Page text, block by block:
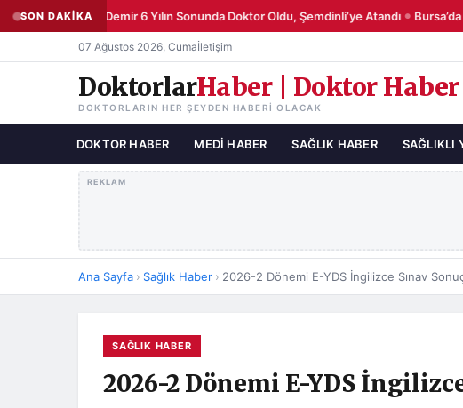
SON DAKİKA
Şemsettin Demir 6 Yılın Sonunda Doktor Oldu, Şemdinli’ye Atandı ● Bursa’da
07 Ağustos 2026, Cumaİletişim
DoktorlarHaber | Doktor
DOKTORLARIN HER ŞEYDEN HABERI OLACAK
DOKTOR HABER MEDI HABER SAĞLIK HABER SAĞLIKLI
REKLAM
Ana Sayfa › Sağlık Haber › 2026-2 Dönemi E-YDS İngilizce Sınav
SAĞLIK HABER
2026-2 Dönemi E-YDS